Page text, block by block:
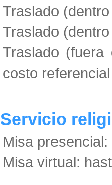
Traslado
Traslado
Traslado
costo
Servicio
Misa
Misa virtual: